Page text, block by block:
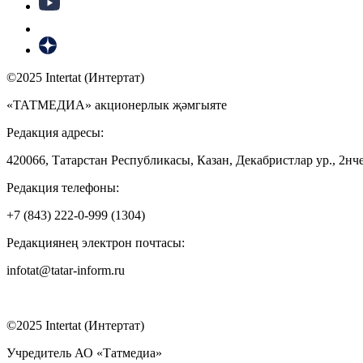
©2025 Intertat (Интертат)
«ТАТМЕДИА» акционерлык җәмгыяте
Редакция адресы:
420066, Татарстан Республикасы, Казан, Декабристлар ур.,
Редакция телефоны:
+7 (843) 222-0-999 (1304)
Редакциянең электрон почтасы:
infotat@tatar-inform.ru
©2025 Intertat (Интертат)
Учредитель АО «Татмедиа»